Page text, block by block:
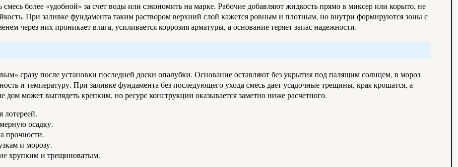
более «удобной» за счет воды или сэкономить на марке. Рабочие добавляют жидкость прямо в миксер или корыто, не
При заливке фундамента таким раствором верхний слой кажется ровным и плотным, но внутри формируются зоны с
через них проникает влага, усиливается коррозия арматуры, а основание теряет запас надежности.
сразу после установки последней доски опалубки. Основание оставляют без укрытия под палящим солнцем, в мороз
и температуру. При заливке фундамента без последующего ухода смесь дает усадочные трещины, края крошатся, а
может выглядеть крепким, но ресурс конструкции оказывается заметно ниже расчетного.
лотереей.
осадку.
прочности.
и морозу.
хрупким и трещиноватым.